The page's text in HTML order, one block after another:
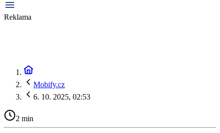
Reklama
Mobify.cz
6. 10. 2025, 02:53
2 min